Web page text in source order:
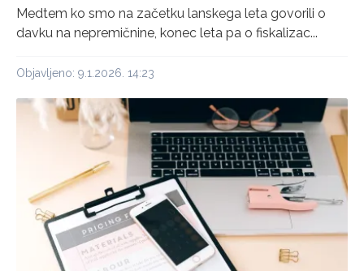
Medtem ko smo na začetku lanskega leta govorili o
davku na nepremičnine, konec leta pa o fiskalizac...
Objavljeno: 9.1.2026. 14:23